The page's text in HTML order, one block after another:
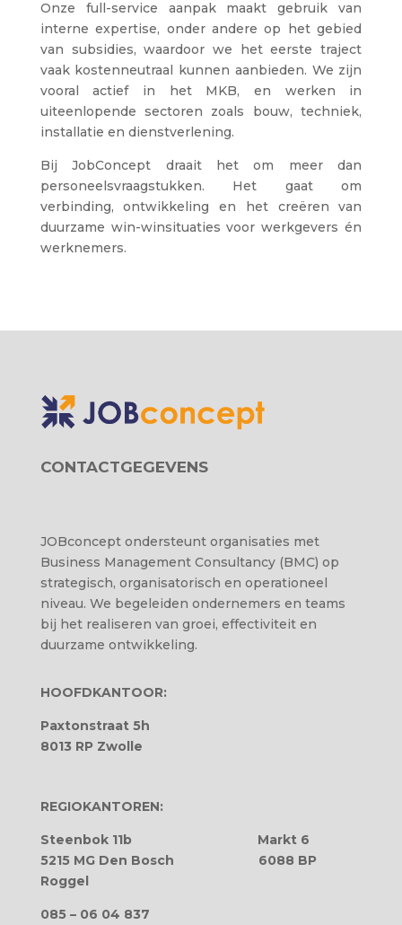
Onze full-service aanpak maakt gebruik van
interne expertise, onder andere op het gebied
van subsidies, waardoor we het eerste traject
vaak kostenneutraal kunnen aanbieden. We zijn
vooral actief in het MKB, en werken in
uiteenlopende sectoren zoals bouw, techniek,
installatie en dienstverlening.
Bij JobConcept draait het om meer dan
personeelsvraagstukken. Het gaat om
verbinding, ontwikkeling en het creëren van
duurzame win-winsituaties voor werkgevers én
werknemers.
CONTACTGEGEVENS
JOBconcept ondersteunt organisaties met
Business Management Consultancy (BMC) op
strategisch, organisatorisch en operationeel
niveau. We begeleiden ondernemers en teams
bij het realiseren van groei, effectiviteit en
duurzame ontwikkeling.
HOOFDKANTOOR:
Paxtonstraat 5h
8013 RP Zwolle
REGIOKANTOREN:
Steenbok 11b
Markt 6
5215 MGDen Bosch
6088 BP
Roggel
085 – 06 04 837